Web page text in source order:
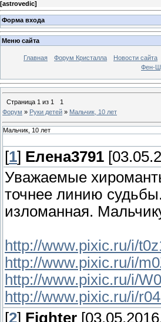
[astrovedic]
Форма входа
Меню сайта
Главная Форум Кристалла Новости сайта
Фен-
Страница 1 из 1
1
Форум » Руки детей » Мальчик, 10 лет
Мальчик, 10 лет
[1] Елена3791
Уважаемые
точнее линию
изломанная.
http://www.pixic.ru/i/
http://www.pixic.ru/i/
http://www.pixic.ru/i/
http://www.pixic.ru/i/
[2] Fighter